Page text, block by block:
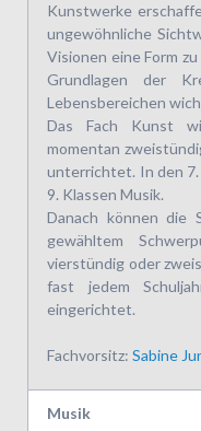
Kunstwerke
ungewöhnliche
Visionen eine Form
Grundlagen der
Lebensbereichen
Das Fach Kunst
momentan
unterrichtet. In den
9. Klassen Musik.
Danach können die
gewähltem
vierstündig oder
fast jedem
eingerichtet.
Fachvorsitz:Sabine
Musik